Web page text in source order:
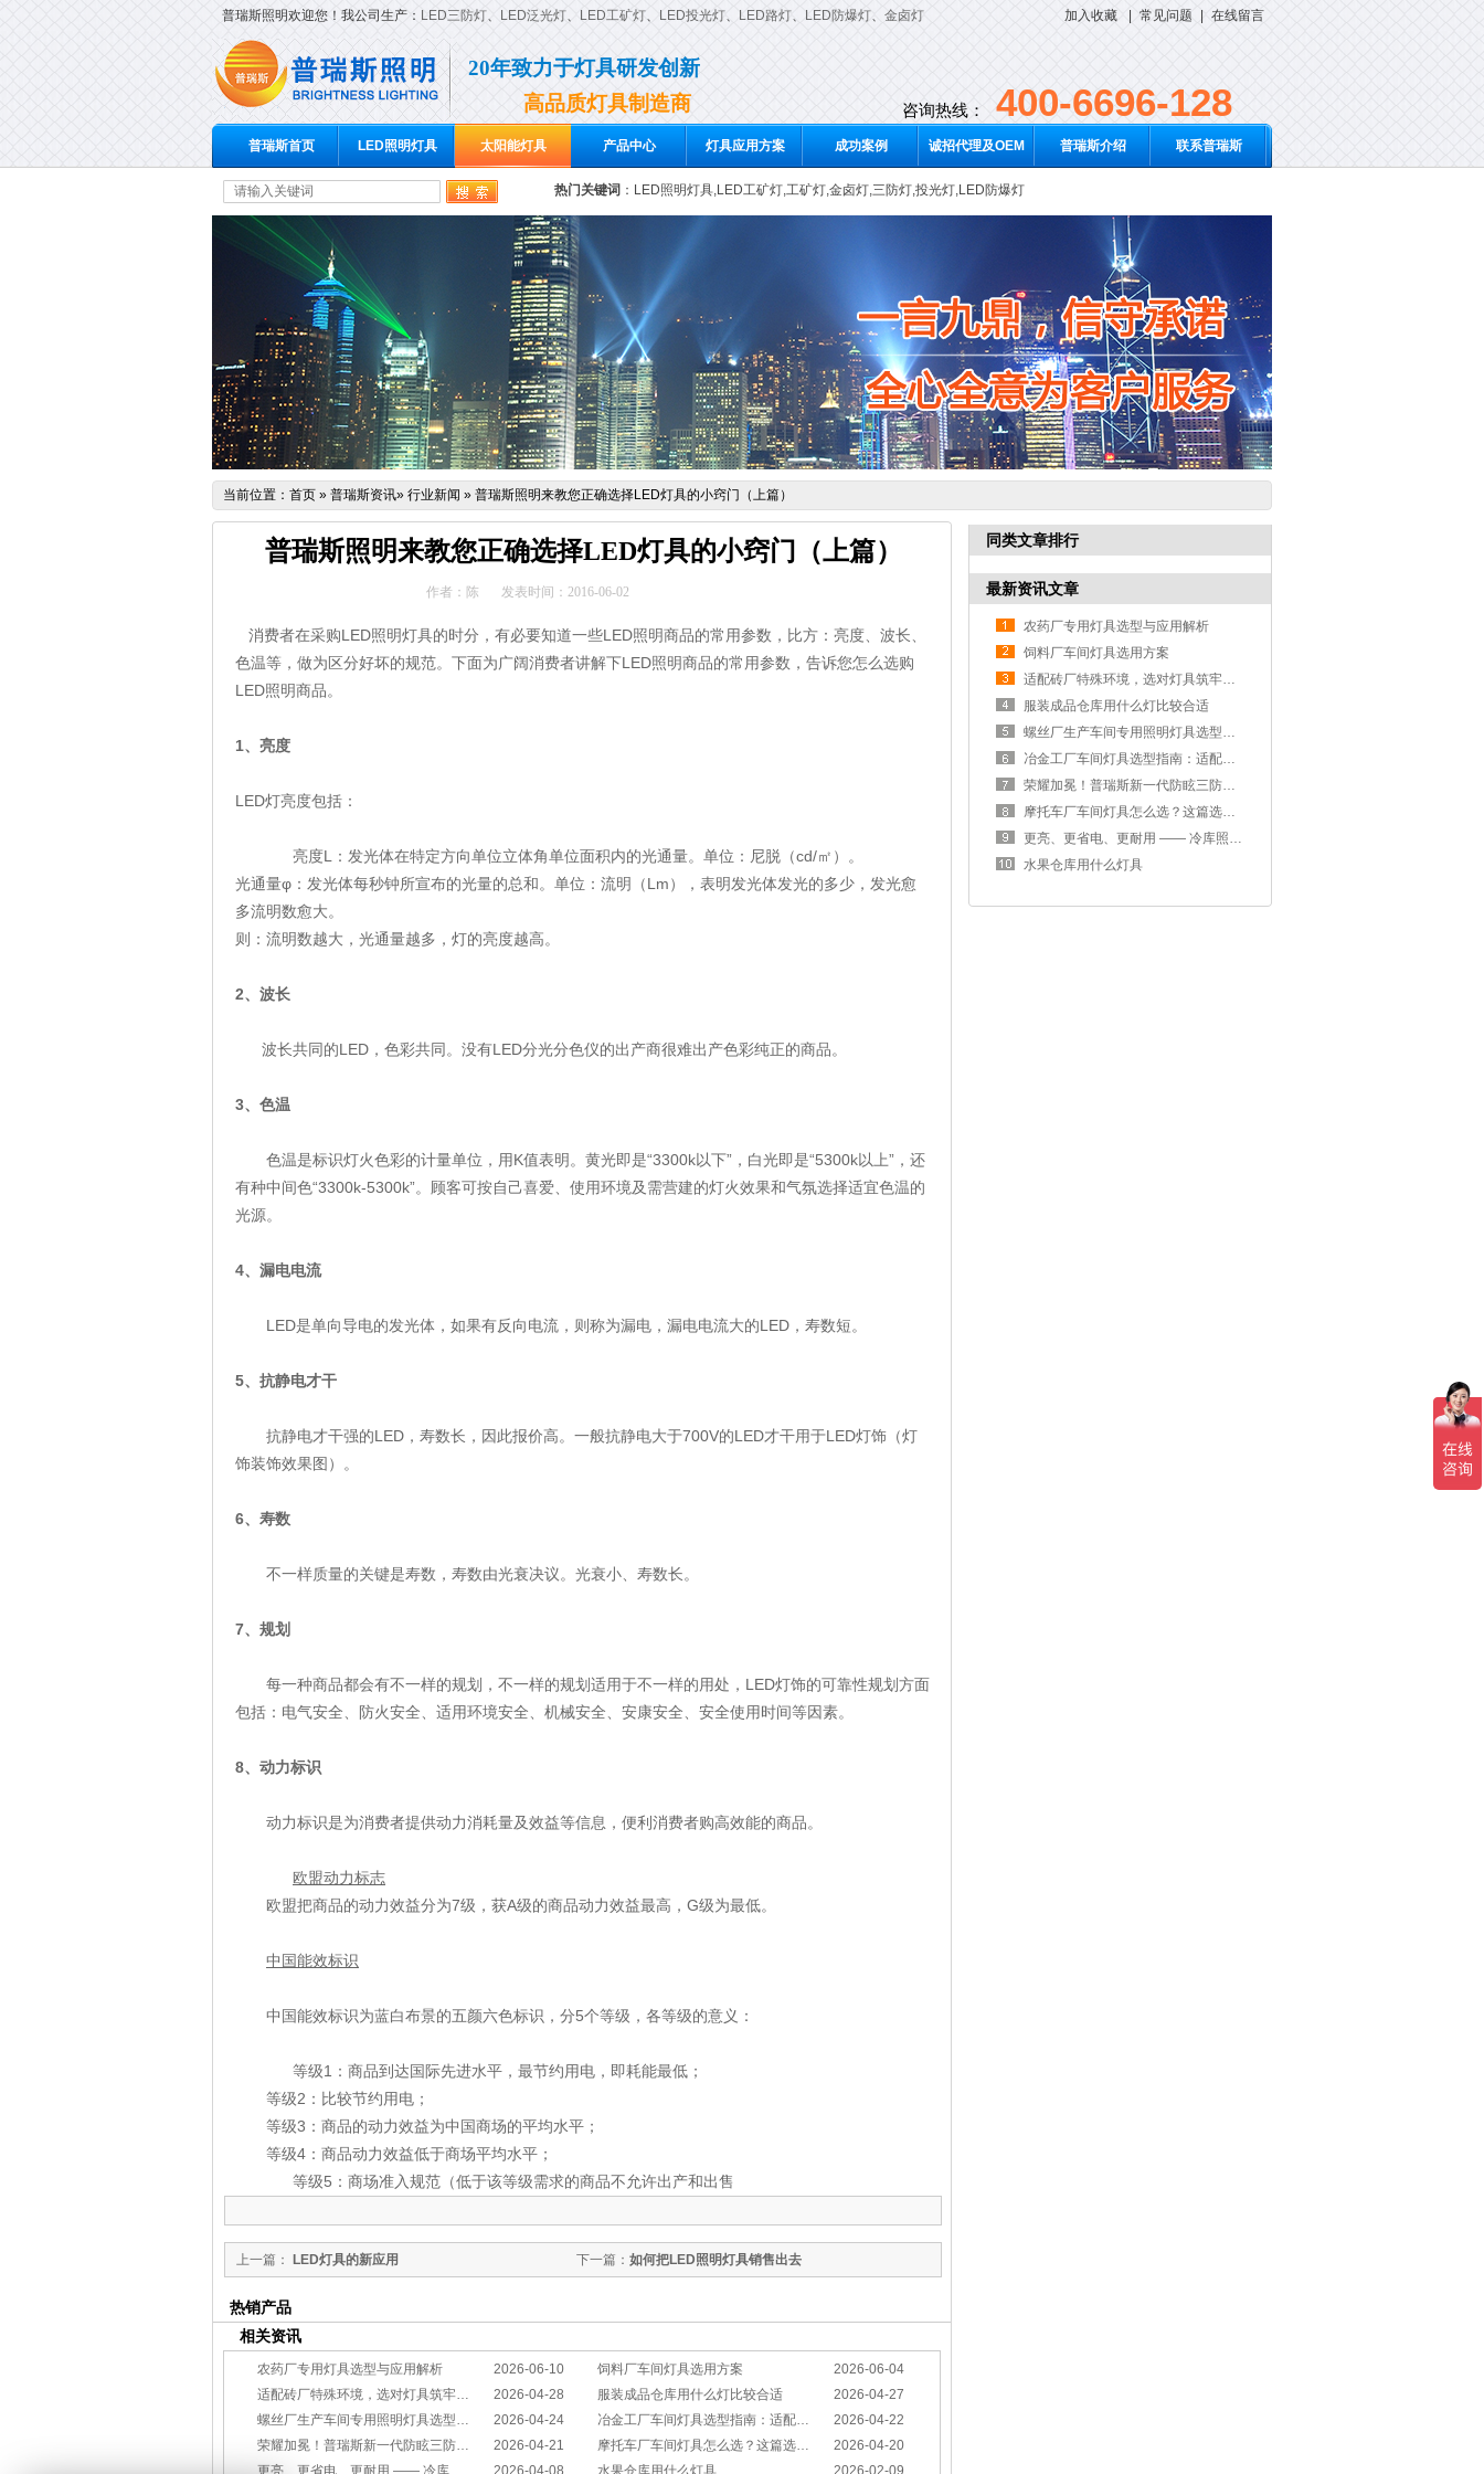
加入收藏 常见问题 在线留言
普瑞斯照明欢迎您！我公司生产： LED三防灯、 LED泛光灯、 LED工矿灯、 LED投光灯、 LED路灯、 LED防爆灯、 金卤灯
20年致力于灯具研发创新
高品质灯具制造商
咨询热线： 400-6696-128
普瑞斯首页 LED照明灯具 太阳能灯具 产品中心 灯具应用方案 成功案例 诚招代理及OEM 普瑞斯介绍 联系普瑞斯
热门关键词 ： LED照明灯具,LED工矿灯,工矿灯,金卤灯,三防灯,投光灯,LED防爆灯
当前位置： 首页 » 普瑞斯资讯» 行业新闻 » 普瑞斯照明来教您正确选择LED灯具的小窍门（上篇）
普瑞斯照明来教您正确选择LED灯具的小窍门（上篇）
作者：陈 发表时间：2016-06-02
消费者在采购LED照明灯具的时分，有必要知道一些LED照明商品的常用参数，比方：亮度、波长、
色温等，做为区分好坏的规范。下面为广阔消费者讲解下LED照明商品的常用参数，告诉您怎么选购
LED照明商品。
1、亮度
LED灯亮度包括：
亮度L ：发光体在特定方向单位立体角单位面积内的光通量。单位：尼脱（cd/㎡）。
光通量φ ：发光体每秒钟所宣布的光量的总和。单位：流明（Lm），表明发光体发光的多少，发光愈
多流明数愈大。
则：流明数越大，光通量越多，灯的亮度越高。
2、波长
波长共同的LED ，色彩共同。没有LED分光分色仪的出产商很难出产色彩纯正的商品。
3、色温
色温是标识灯火色彩的计量单位，用K值表明。黄光即是“3300k以下” ，白光即是“5300k以上” ，还
有种中间色“3300k-5300k”。顾客可按自己喜爱、使用环境及需营建的灯火效果和气氛选择适宜色温的
光源。
4、漏电电流
LED是单向导电的发光体，如果有反向电流，则称为漏电，漏电电流大的LED ，寿数短。
5、抗静电才干
抗静电才干强的LED ，寿数长，因此报价高。一般抗静电大于700V的LED才干用于LED灯饰（灯
饰装饰效果图）。
6、寿数
不一样质量的关键是寿数，寿数由光衰决议。光衰小、寿数长。
7、规划
每一种商品都会有不一样的规划，不一样的规划适用于不一样的用处， LED灯饰的可靠性规划方面
包括：电气安全、防火安全、适用环境安全、机械安全、安康安全、安全使用时间等因素。
8、动力标识
动力标识是为消费者提供动力消耗量及效益等信息，便利消费者购高效能的商品。
欧盟动力标志
欧盟把商品的动力效益分为7级，获A级的商品动力效益最高， G级为最低。
中国能效标识
中国能效标识为蓝白布景的五颜六色标识，分5个等级，各等级的意义：
等级1 ：商品到达国际先进水平，最节约用电，即耗能最低；
等级2 ：比较节约用电；
等级3 ：商品的动力效益为中国商场的平均水平；
等级4 ：商品动力效益低于商场平均水平；
等级5 ：商场准入规范（低于该等级需求的商品不允许出产和出售
下一篇： 如何把LED照明灯具销售出去
上一篇： LED灯具的新应用
热销产品
相关资讯
2026-06-10
农药厂专用灯具选型与应用解析 2026-06-04
饲料厂车间灯具选用方案
2026-04-28
适配砖厂特殊环境，选对灯具筑牢生产安全线 2026-04-27
服装成品仓库用什么灯比较合适
2026-04-24
螺丝厂生产车间专用照明灯具选型方案 2026-04-22
冶金工厂车间灯具选型指南：适配恶劣工况，筑牢安全照明防线
2026-04-21
荣耀加冕！普瑞斯新一代防眩三防灯BC-L斩获2026阿拉丁神灯奖 2026-04-20
摩托车厂车间灯具怎么选？这篇选型指南，帮你避坑又节能
2026-04-08
更亮、更省电、更耐用 —— 冷库照明优选 2026-02-09
水果仓库用什么灯具
同类文章排行
最新资讯文章
农药厂专用灯具选型与应用解析
饲料厂车间灯具选用方案
适配砖厂特殊环境，选对灯具筑牢生产安全线
服装成品仓库用什么灯比较合适
螺丝厂生产车间专用照明灯具选型方案
冶金工厂车间灯具选型指南：适配恶劣工况，筑牢安全照明防线
荣耀加冕！普瑞斯新一代防眩三防灯BC-L斩获2026阿拉丁神灯奖
摩托车厂车间灯具怎么选？这篇选型指南，帮你避坑又节能
更亮、更省电、更耐用 —— 冷库照明优选
水果仓库用什么灯具